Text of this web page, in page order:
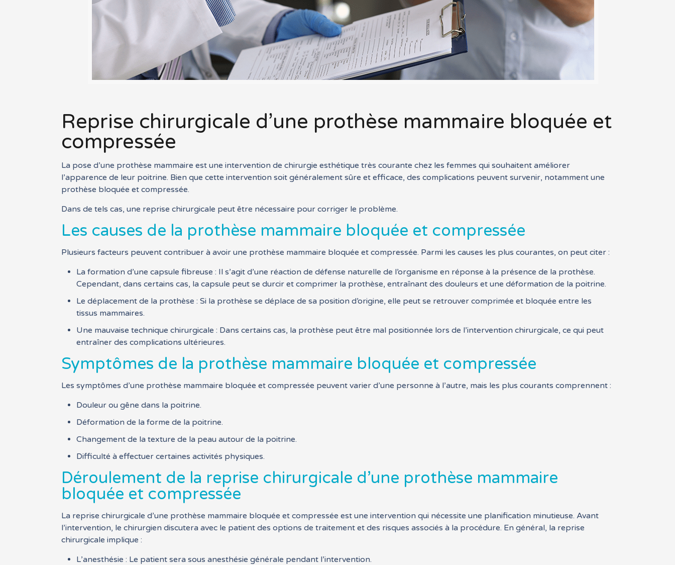
Reprise chirurgicale d’une prothèse mammaire bloquée et
compressée
La pose d’une prothèse mammaire est une intervention de chirurgie esthétique très courante chez les femmes qui souhaitent améliorer
l’apparence de leur poitrine. Bien que cette intervention soit généralement sûre et efficace, des complications peuvent survenir, notamment une
prothèse bloquée et compressée.
Dans de tels cas, une reprise chirurgicale peut être nécessaire pour corriger le problème.
Les causes de la prothèse mammaire bloquée et compressée
Plusieurs facteurs peuvent contribuer à avoir une prothèse mammaire bloquée et compressée. Parmi les causes les plus courantes, on peut citer :
La formation d’une capsule fibreuse : Il s’agit d’une réaction de défense naturelle de l’organisme en réponse à la présence de la prothèse.
Cependant, dans certains cas, la capsule peut se durcir et comprimer la prothèse, entraînant des douleurs et une déformation de la poitrine.
Le déplacement de la prothèse : Si la prothèse se déplace de sa position d’origine, elle peut se retrouver comprimée et bloquée entre les
tissus mammaires.
Une mauvaise technique chirurgicale : Dans certains cas, la prothèse peut être mal positionnée lors de l’intervention chirurgicale, ce qui peut
entraîner des complications ultérieures.
Symptômes de la prothèse mammaire bloquée et compressée
Les symptômes d’une prothèse mammaire bloquée et compressée peuvent varier d’une personne à l’autre, mais les plus courants comprennent :
Douleur ou gêne dans la poitrine.
Déformation de la forme de la poitrine.
Changement de la texture de la peau autour de la poitrine.
Difficulté à effectuer certaines activités physiques.
Déroulement de la reprise chirurgicale d’une prothèse mammaire
bloquée et compressée
La reprise chirurgicale d’une prothèse mammaire bloquée et compressée est une intervention qui nécessite une planification minutieuse. Avant
l’intervention, le chirurgien discutera avec le patient des options de traitement et des risques associés à la procédure. En général, la reprise
chirurgicale implique :
L’anesthésie : Le patient sera sous anesthésie générale pendant l’intervention.